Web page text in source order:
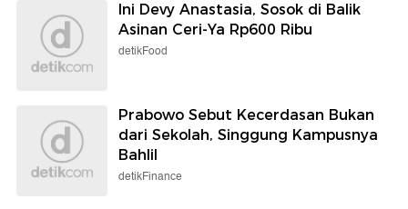
Ini Devy Anastasia, Sosok di Balik
Asinan Ceri-Ya Rp600 Ribu
detikFood
Prabowo Sebut Kecerdasan Bukan
dari Sekolah, Singgung Kampusnya
Bahlil
detikFinance